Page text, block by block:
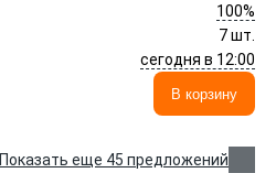
100%
7 шт.
сегодня в 12:00
В корзину
Показать еще 45 предложений